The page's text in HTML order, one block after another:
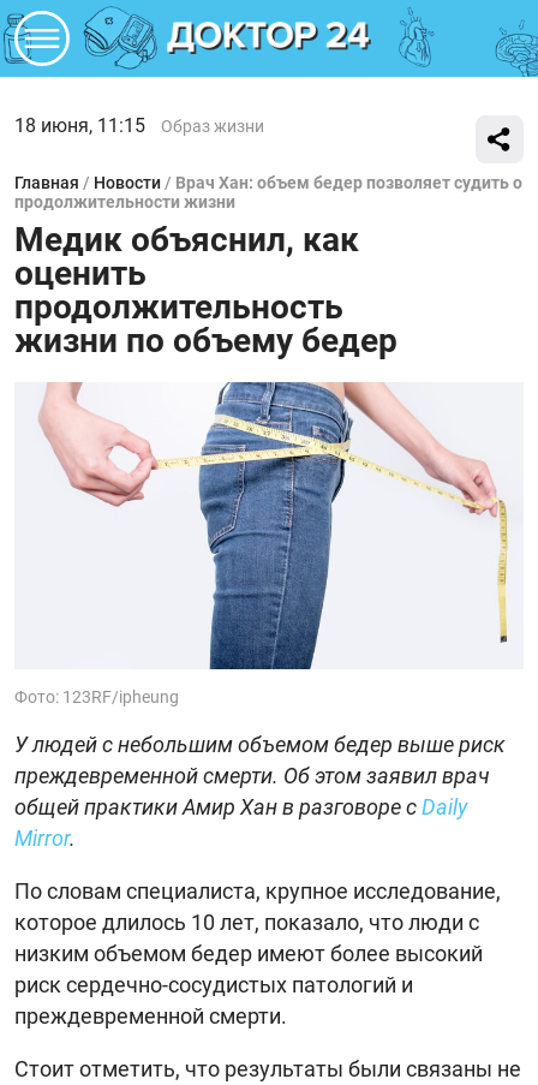
18 июня, 11:15 Образ жизни
Главная / Новости / Врач Хан: объем бедер позволяет судить о
продолжительности жизни
Медик объяснил, как
оценить
продолжительность
жизни по объему бедер
Фото: 123RF/ipheung
У людей с небольшим объемом бедер выше риск
преждевременной смерти. Об этом заявил врач
общей практики Амир Хан в разговоре сDaily
Mirror.
По словам специалиста, крупное исследование,
которое длилось 10 лет, показало, что люди с
низким объемом бедер имеют более высокий
риск сердечно-сосудистых патологий и
преждевременной смерти.
Стоит отметить, что результаты были связаны не